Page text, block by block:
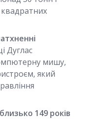
Дуглас
мишу,
який
149 років